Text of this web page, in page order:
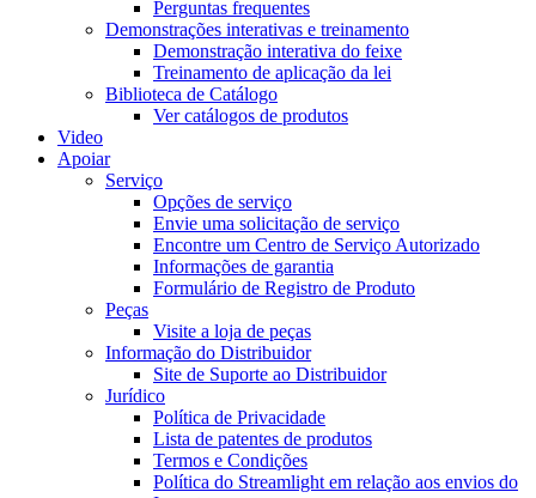
Perguntas frequentes
Demonstrações interativas e treinamento
Demonstração interativa do feixe
Treinamento de aplicação da lei
Biblioteca de Catálogo
Ver catálogos de produtos
Video
Apoiar
Serviço
Opções de serviço
Envie uma solicitação de serviço
Encontre um Centro de Serviço Autorizado
Informações de garantia
Formulário de Registro de Produto
Peças
Visite a loja de peças
Informação do Distribuidor
Site de Suporte ao Distribuidor
Jurídico
Política de Privacidade
Lista de patentes de produtos
Termos e Condições
Política do Streamlight em relação aos envios do